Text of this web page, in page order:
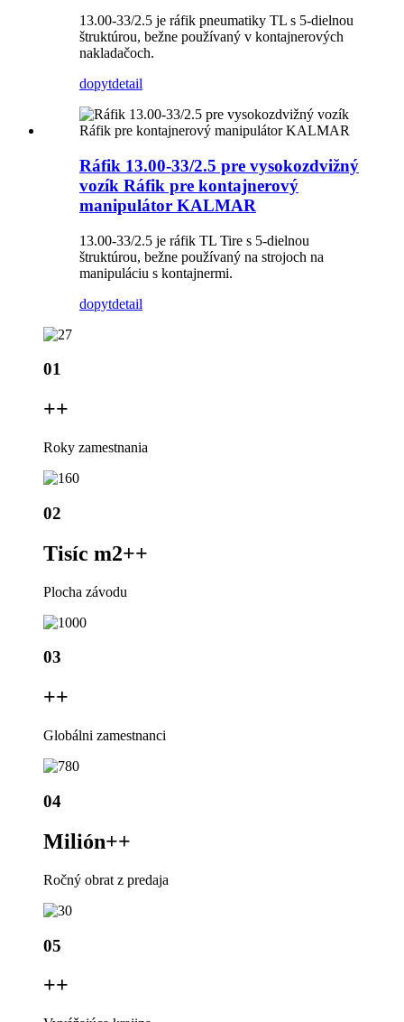
13.00-33/2.5 je ráfik pneumatiky TL s 5-dielnou
štruktúrou, bežne používaný v kontajnerových
nakladačoch.
dopytdetail
Ráfik 13.00-33/2.5 pre vysokozdvižný
vozík Ráfik pre kontajnerový
manipulátor KALMAR
13.00-33/2.5 je ráfik TL Tire s 5-dielnou
štruktúrou, bežne používaný na strojoch na
manipuláciu s kontajnermi.
dopytdetail
01
++
Roky zamestnania
02
Tisíc m2++
Plocha závodu
03
++
Globálni zamestnanci
04
Milión++
Ročný obrat z predaja
05
++